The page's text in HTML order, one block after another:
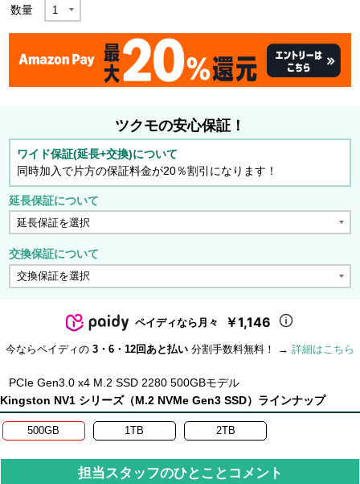
数量
ツクモの安心保証！
ワイド保証(延長+交換)について
同時加入で片方の保証料金が20％割引になります！
延長保証について
交換保証について
ペイディなら月々 ￥1,146
今ならペイディの 3・6・12回あと払い 分割手数料無料！ → 詳細はこちら
PCIe Gen3.0 x4 M.2 SSD 2280 500GBモデル
Kingston NV1 シリーズ（M.2 NVMe Gen3 SSD）ラインナップ
500GB 1TB 2TB
担当スタッフのひとことコメント